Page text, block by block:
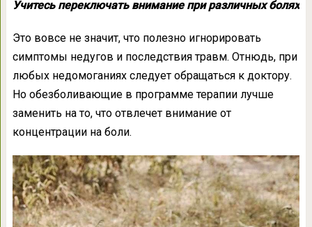
Учитесь переключать внимание при различных болях
Это вовсе не значит, что полезно игнорировать
симптомы недугов и последствия травм. Отнюдь, при
любых недомоганиях следует обращаться к доктору.
Но обезболивающие в программе терапии лучше
заменить на то, что отвлечет внимание от
концентрации на боли.